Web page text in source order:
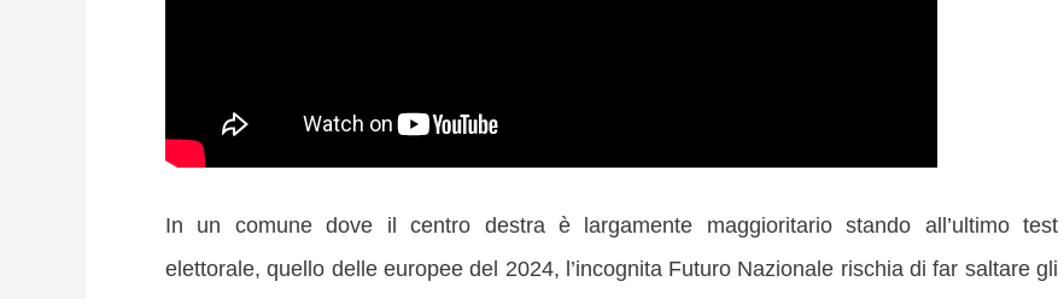
In un comune dove il centro destra è largamente maggioritario stando all’ultimo test
elettorale, quello delle europee del 2024, l’incognita Futuro Nazionale rischia di far saltare gli